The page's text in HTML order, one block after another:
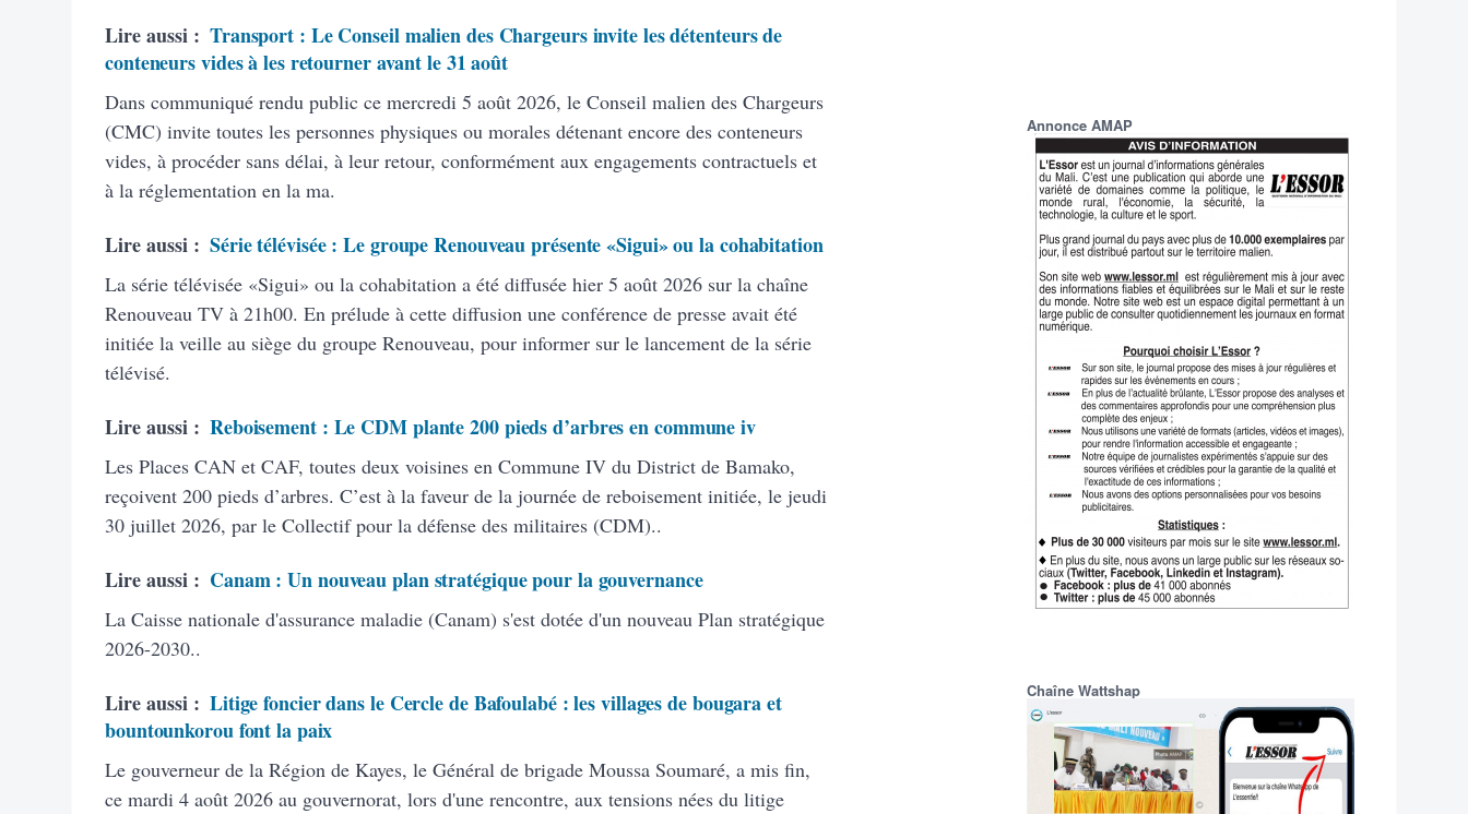
Lire aussi : Transport : Le Conseil malien des Chargeurs invite les détenteurs de
conteneurs vides à les retourner avant le 31 août
Dans communiqué rendu public ce mercredi 5 août 2026, le Conseil malien des Chargeurs
(CMC) invite toutes les personnes physiques ou morales détenant encore des conteneurs
vides, à procéder sans délai, à leur retour, conformément aux engagements contractuels et
à la réglementation en la ma.
Lire aussi : Série télévisée : Le groupe Renouveau présente «Sigui» ou la cohabitation
La série télévisée «Sigui» ou la cohabitation a été diffusée hier 5 août 2026 sur la chaîne
Renouveau TV à 21h00. En prélude à cette diffusion une conférence de presse avait été
initiée la veille au siège du groupe Renouveau, pour informer sur le lancement de la série
télévisé.
Lire aussi : Reboisement : Le CDM plante 200 pieds d’arbres en commune iv
Les Places CAN et CAF, toutes deux voisines en Commune IV du District de Bamako,
reçoivent 200 pieds d’arbres. C’est à la faveur de la journée de reboisement initiée, le jeudi
30 juillet 2026, par le Collectif pour la défense des militaires (CDM)..
Lire aussi : Canam : Un nouveau plan stratégique pour la gouvernance
La Caisse nationale d'assurance maladie (Canam) s'est dotée d'un nouveau Plan stratégique
2026-2030..
Lire aussi : Litige foncier dans le Cercle de Bafoulabé : les villages de bougara et
bountounkorou font la paix
Le gouverneur de la Région de Kayes, le Général de brigade Moussa Soumaré, a mis fin,
ce mardi 4 août 2026 au gouvernorat, lors d'une rencontre, aux tensions nées du litige
Annonce AMAP
Chaîne Wattshap